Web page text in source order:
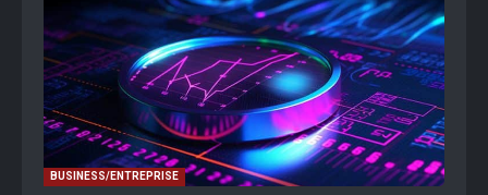
BUSINESS/ENTREPRISE